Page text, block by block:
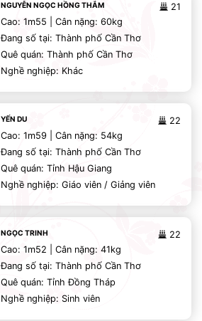
21
NGUYỄN NGỌC HỒNG THẮM
Cao: 1m55 | Cân nặng: 60kg
Đang số tại: Thành phố Cần Thơ
Quê quán: Thành phố Cần Thơ
Nghề nghiệp: Khác
22
YẾN DU
Cao: 1m59 | Cân nặng: 54kg
Đang số tại: Thành phố Cần Thơ
Quê quán: Tỉnh Hậu Giang
Nghề nghiệp: Giáo viên / Giảng viên
22
NGỌC TRINH
Cao: 1m52 | Cân nặng: 41kg
Đang số tại: Thành phố Cần Thơ
Quê quán: Tỉnh Đồng Tháp
Nghề nghiệp: Sinh viên